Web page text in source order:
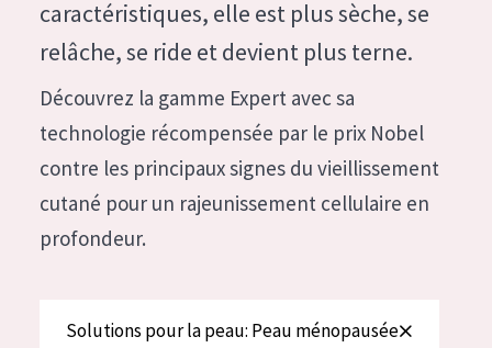
Hydratation et éclat
Réduction des rides
Régénération de la peau
Raffermissement de la peau
Peau ménopausée
TYPE DE PRODUIT
Crème de Nuit
German
Spanish
Greek
caractéristiques, elle est plus sèche, se
relâche, se ride et devient plus terne.
Découvrez la gamme Expert avec sa
technologie récompensée par le prix Nobel
contre les principaux signes du vieillissement
cutané pour un rajeunissement cellulaire en
profondeur.
Solutions pour la peau: Peau ménopausée